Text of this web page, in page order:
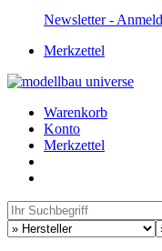
Newsletter -
Merkzettel
Warenkorb
Konto
Merkzettel